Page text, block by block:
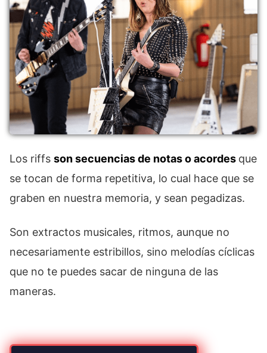
Los riffs son secuencias de notas o acordes que
se tocan de forma repetitiva, lo cual hace que se
graben en nuestra memoria, y sean pegadizas.
Son extractos musicales, ritmos, aunque no
necesariamente estribillos, sino melodías cíclicas
que no te puedes sacar de ninguna de las
maneras.